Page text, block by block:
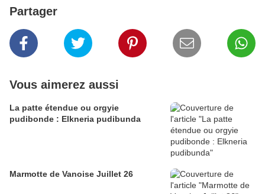
Partager
Vous aimerez aussi
La patte étendue ou orgyie
pudibonde : Elkneria pudibunda
Marmotte de Vanoise Juillet 26